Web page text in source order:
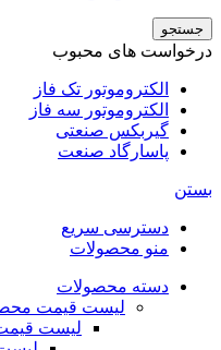
جستجو
درخواست های محبوب
الکتروموتور تک فاز
الکتروموتور سه فاز
گیربکس صنعتی
پاسارگاد صنعت
بستن
دسترسی سریع
منو محصولات
دسته محصولات
لیست قیمت
لیست قیمت